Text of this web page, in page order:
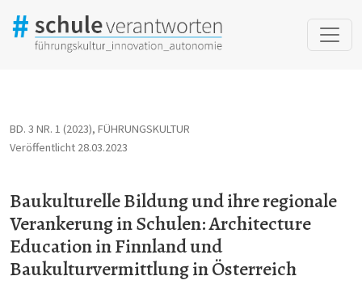
BD. 3 NR. 1 (2023), FÜHRUNGSKULTUR
Baukulturelle Bildung und ihre regionale
Verankerung in Schulen: Architecture
Education in Finnland und
Baukulturvermittlung in Österreich
Veröffentlicht 28.03.2023